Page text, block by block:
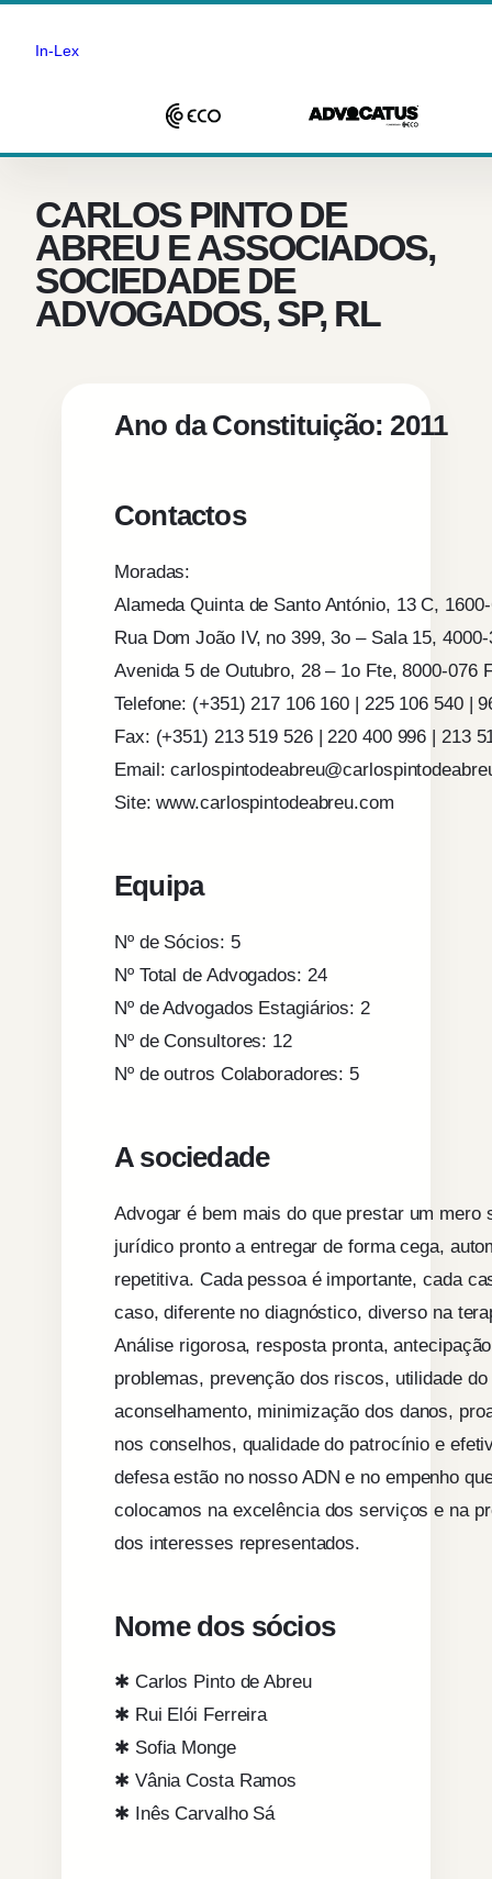
Saltar
conteúdo
In-Lex
CARLOS PINTO DE
ABREU E ASSOCIADOS,
SOCIEDADE DE
ADVOGADOS, SP, RL
Ano da Constituição: 2011
Contactos
Moradas:
Alameda Quinta de Santo António, 13 C,
Rua Dom João IV, no 399, 3o – Sala 15,
Avenida 5 de Outubro, 28 – 1o Fte, 8000-076
Telefone: (+351) 217 106 160 | 225 106 540 |
Fax: (+351) 213 519 526 | 220 400 996 | 213
Email:
Site: www.carlospintodeabreu.com
Equipa
Nº de Sócios: 5
Nº Total de Advogados: 24
Nº de Advogados Estagiários: 2
Nº de Consultores: 12
Nº de outros Colaboradores: 5
A sociedade
Advogar é bem mais do que prestar um mero
jurídico pronto a entregar de forma cega,
repetitiva. Cada pessoa é importante, cada
caso, diferente no diagnóstico, diverso na
Análise rigorosa, resposta pronta,
problemas, prevenção dos riscos, utilidade do
aconselhamento, minimização dos danos,
nos conselhos, qualidade do patrocínio e
defesa estão no nosso ADN e no empenho
colocamos na excelência dos serviços e na
dos interesses representados.
Nome dos sócios
✱ Carlos Pinto de Abreu
✱ Rui Elói Ferreira
✱ Sofia Monge
✱ Vânia Costa Ramos
✱ Inês Carvalho Sá